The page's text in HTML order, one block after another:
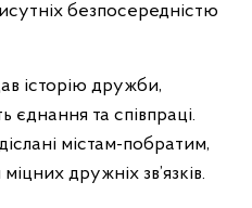
безпосередністю
історію дружби,
єднання та співпраці.
містам-побратим,
міцних дружніх зв’язків.